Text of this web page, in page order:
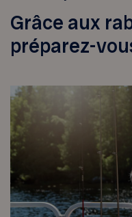
Grâce aux
préparez-